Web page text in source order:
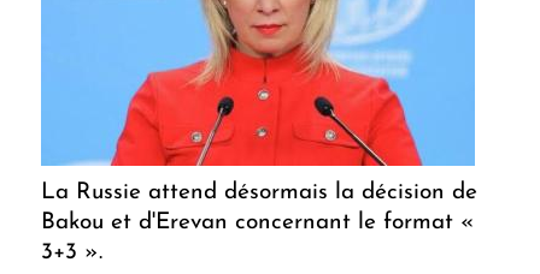
La Russie attend désormais la décision de
Bakou et d'Erevan concernant le format «
3+3 ».